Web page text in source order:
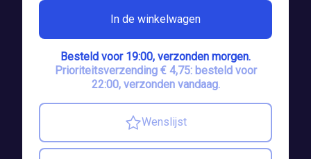
In de winkelwagen
Besteld voor 19:00, verzonden morgen.
Prioriteitsverzending € 4,75: besteld voor
22:00, verzonden vandaag.
Wenslijst